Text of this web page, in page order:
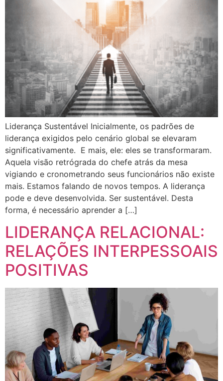
Liderança Sustentável Inicialmente, os padrões de
liderança exigidos pelo cenário global se elevaram
significativamente. E mais, ele: eles se transformaram.
Aquela visão retrógrada do chefe atrás da mesa
vigiando e cronometrando seus funcionários não existe
mais. Estamos falando de novos tempos. A liderança
pode e deve desenvolvida. Ser sustentável. Desta
forma, é necessário aprender a […]
LIDERANÇA RELACIONAL:
RELAÇÕES INTERPESSOAIS
POSITIVAS